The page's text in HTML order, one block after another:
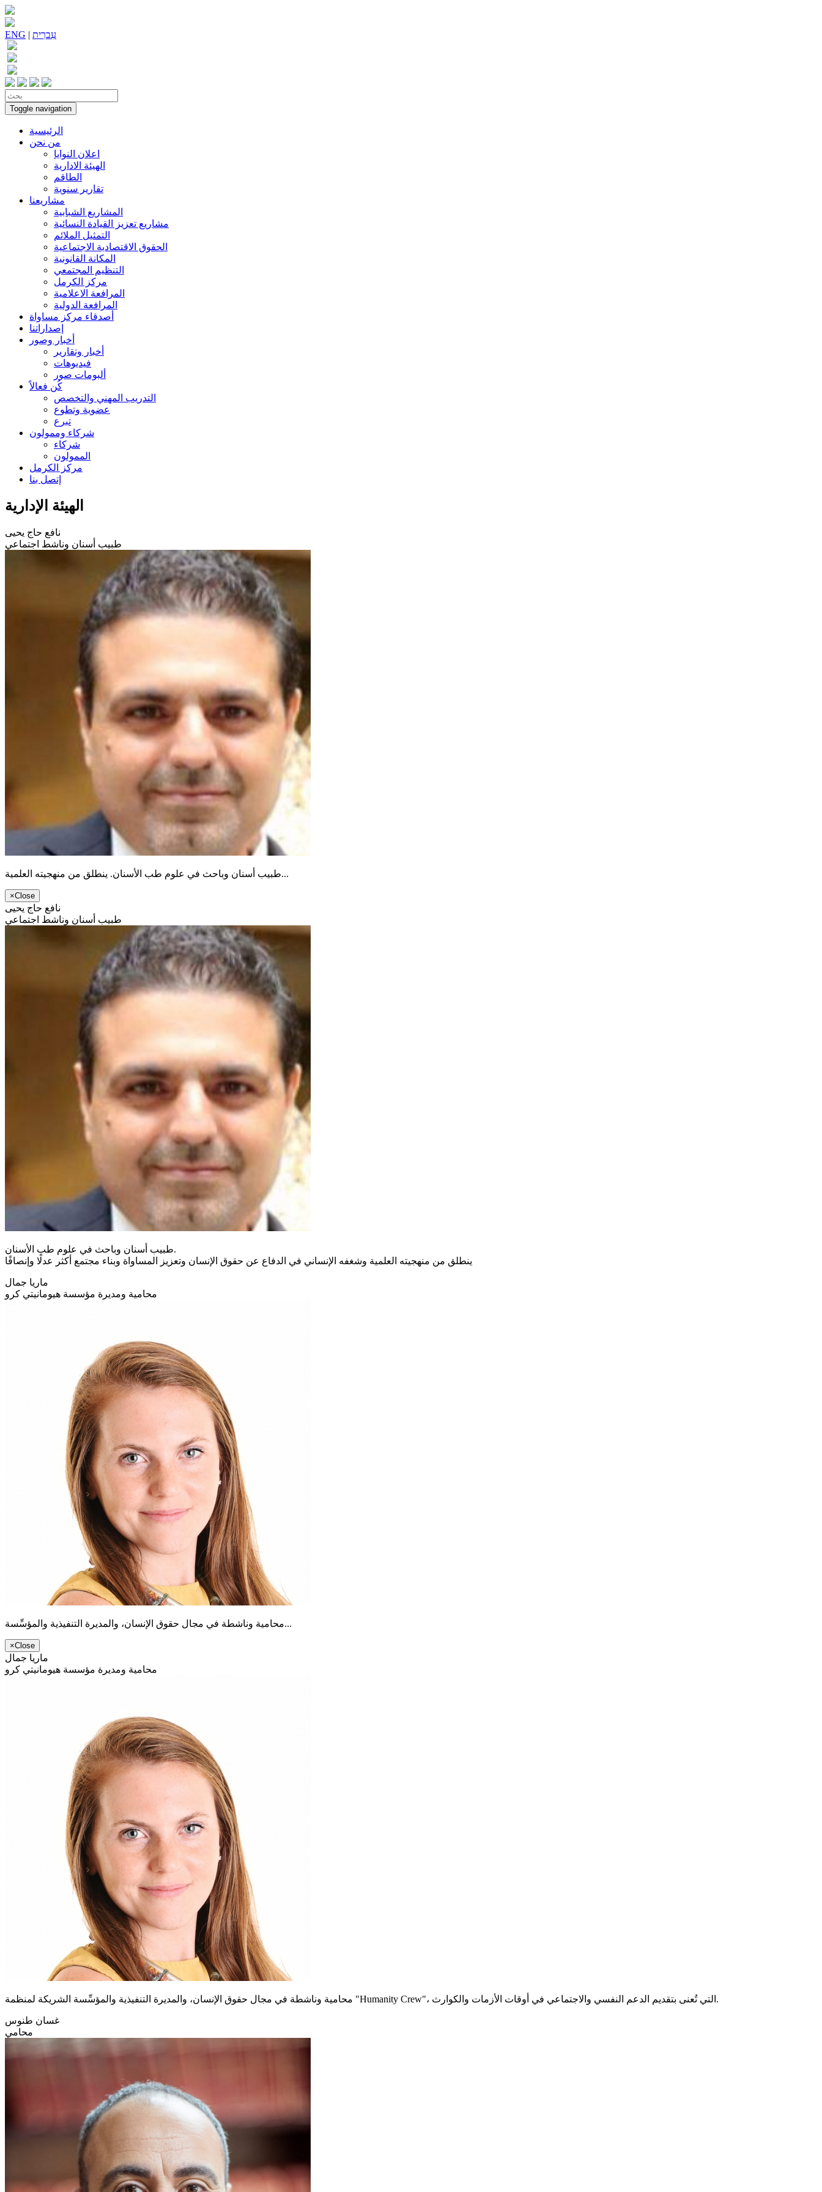
ENG | עִברִית
Toggle navigation
الرئيسية
من نحن
اعلان النوايا
الهيئة الادارية
الطاقم
تقارير سنوية
مشاريعنا
المشاريع الشبابية
مشاريع تعزيز القيادة النسائية
التمثيل الملائم
الحقوق الاقتصادية الاجتماعية
المكانة القانونية
التنظيم المجتمعي
مركز الكرمل
المرافعة الاعلامية
المرافعة الدولية
أصدقاء مركز مساواة
إصداراتنا
أخبار وصور
أخبار وتقارير
فيديوهات
ألبومات صور
كُن فعالاً
التدريب المهني والتخصص
عضوية وتطوع
تبرع
شركاء وممولون
شركاء
الممولون
مركز الكرمل
إتصل بنا
الهيئة الإدارية
نافع حاج يحيى
طبيب أسنان وناشط اجتماعي
طبيب أسنان وباحث في علوم طب الأسنان. ينطلق من منهجيته العلمية...
×Close
نافع حاج يحيى
طبيب أسنان وناشط اجتماعي
طبيب أسنان وباحث في علوم طب الأسنان.
ينطلق من منهجيته العلمية وشغفه الإنساني في الدفاع عن حقوق الإنسان وتعزيز المساواة وبناء مجتمع أكثر عدلًا وإنصافًا
ماريا جمال
محامية ومديرة مؤسسة هيومانيتي كرو
محامية وناشطة في مجال حقوق الإنسان، والمديرة التنفيذية والمؤسِّسة...
×Close
ماريا جمال
محامية ومديرة مؤسسة هيومانيتي كرو
محامية وناشطة في مجال حقوق الإنسان، والمديرة التنفيذية والمؤسِّسة الشريكة لمنظمة "Humanity Crew"، التي تُعنى بتقديم الدعم النفسي والاجتماعي في أوقات الأزمات والكوارث.
غسان طنوس
محامي